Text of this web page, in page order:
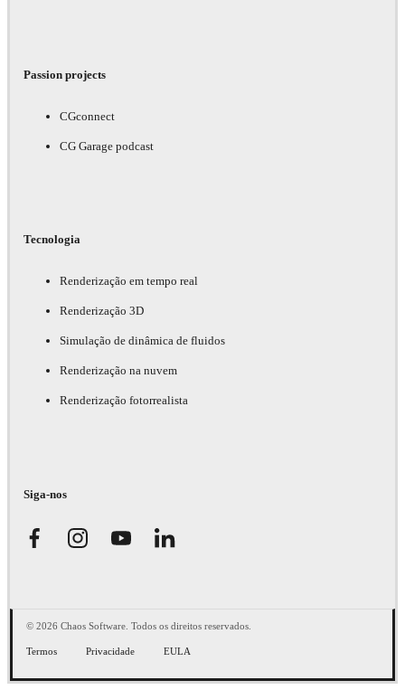
Passion projects
CGconnect
CG Garage podcast
Tecnologia
Renderização em tempo real
Renderização 3D
Simulação de dinâmica de fluidos
Renderização na nuvem
Renderização fotorrealista
Siga-nos
© 2026 Chaos Software. Todos os direitos reservados.
Termos Privacidade EULA